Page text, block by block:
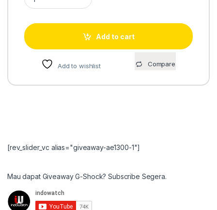
Add to cart
Add to wishlist Compare
[rev_slider_vc alias="giveaway-ae1300-1"]
Mau dapat Giveaway G-Shock? Subscribe Segera.